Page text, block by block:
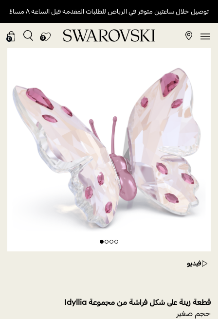
توصيل خلال ساعتين متوفر في الرياض للطلبات المقدمة قبل الساعة ٨ مساءً
0
0
فيديو
قطعة زينة على شكل فراشة من مجموعة Idyllia
حجم صغير